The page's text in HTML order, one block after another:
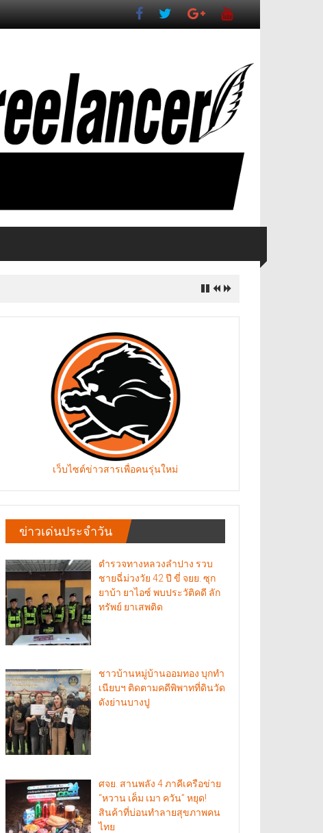
เว็บไซต์ข่าวสารเพื่อคนรุ่นใหม่
ข่าวเด่นประจำวัน
ตำรวจทางหลวงลำปาง รวบ
ชายฉี่ม่วงวัย 42 ปี ขี่ จยย. ซุก
ยาบ้า ยาไอซ์ พบประวัติคดี ลัก
ทรัพย์ ยาเสพติด
ชาวบ้านหมู่บ้านออมทอง บุกทำ
เนียบฯ ติดตามคดีพิพาทที่ดินวัด
ดังย่านบางปู
ศจย. สานพลัง 4 ภาคีเครือข่าย
“หวาน เค็ม เมา ควัน” หยุด!
สินค้าที่บ่อนทำลายสุขภาพคน
ไทย